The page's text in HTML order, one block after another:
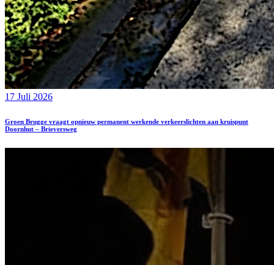
17 Juli 2026
Groen Brugge vraagt opnieuw permanent werkende verkeerslichten aan kruispunt
Doornhut – Brieversweg